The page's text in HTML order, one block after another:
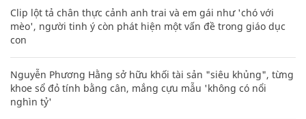
Clip lột tả chân thực cảnh anh trai và em gái như 'chó với
mèo', người tinh ý còn phát hiện một vấn đề trong giáo dục
con
Nguyễn Phương Hằng sở hữu khối tài sản "siêu khủng", từng
khoe sổ đỏ tính bằng cân, mắng cựu mẫu 'không có nổi
nghìn tỷ'